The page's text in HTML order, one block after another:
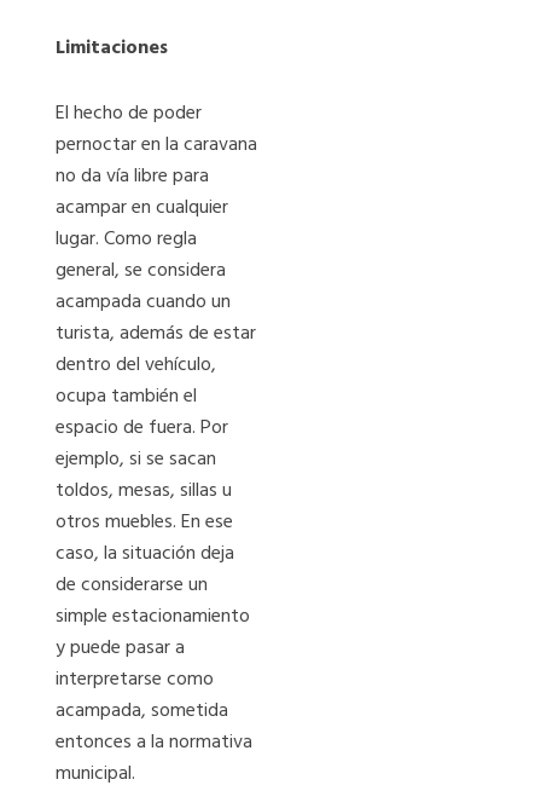
Limitaciones
El hecho de poder
pernoctar en la caravana
no da vía libre para
acampar en cualquier
lugar. Como regla
general, se considera
acampada cuando un
turista, además de estar
dentro del vehículo,
ocupa también el
espacio de fuera. Por
ejemplo, si se sacan
toldos, mesas, sillas u
otros muebles. En ese
caso, la situación deja
de considerarse un
simple estacionamiento
y puede pasar a
interpretarse como
acampada, sometida
entonces a la normativa
municipal.